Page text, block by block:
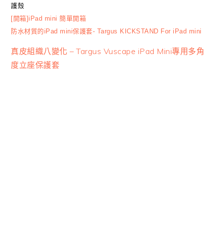
護殼
[開箱]iPad mini 簡單開箱
防水材質的iPad mini保護套- Targus KICKSTAND For iPad mini
真皮組織八變化 – Targus Vuscape iPad Mini專用多角
度立座保護套